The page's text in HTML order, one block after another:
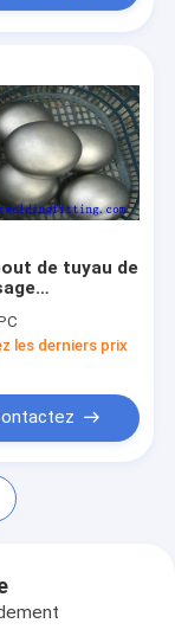
de tuyau de
bout d'acier
du tuyau
la tête
de réservoir
de
les derniers prix